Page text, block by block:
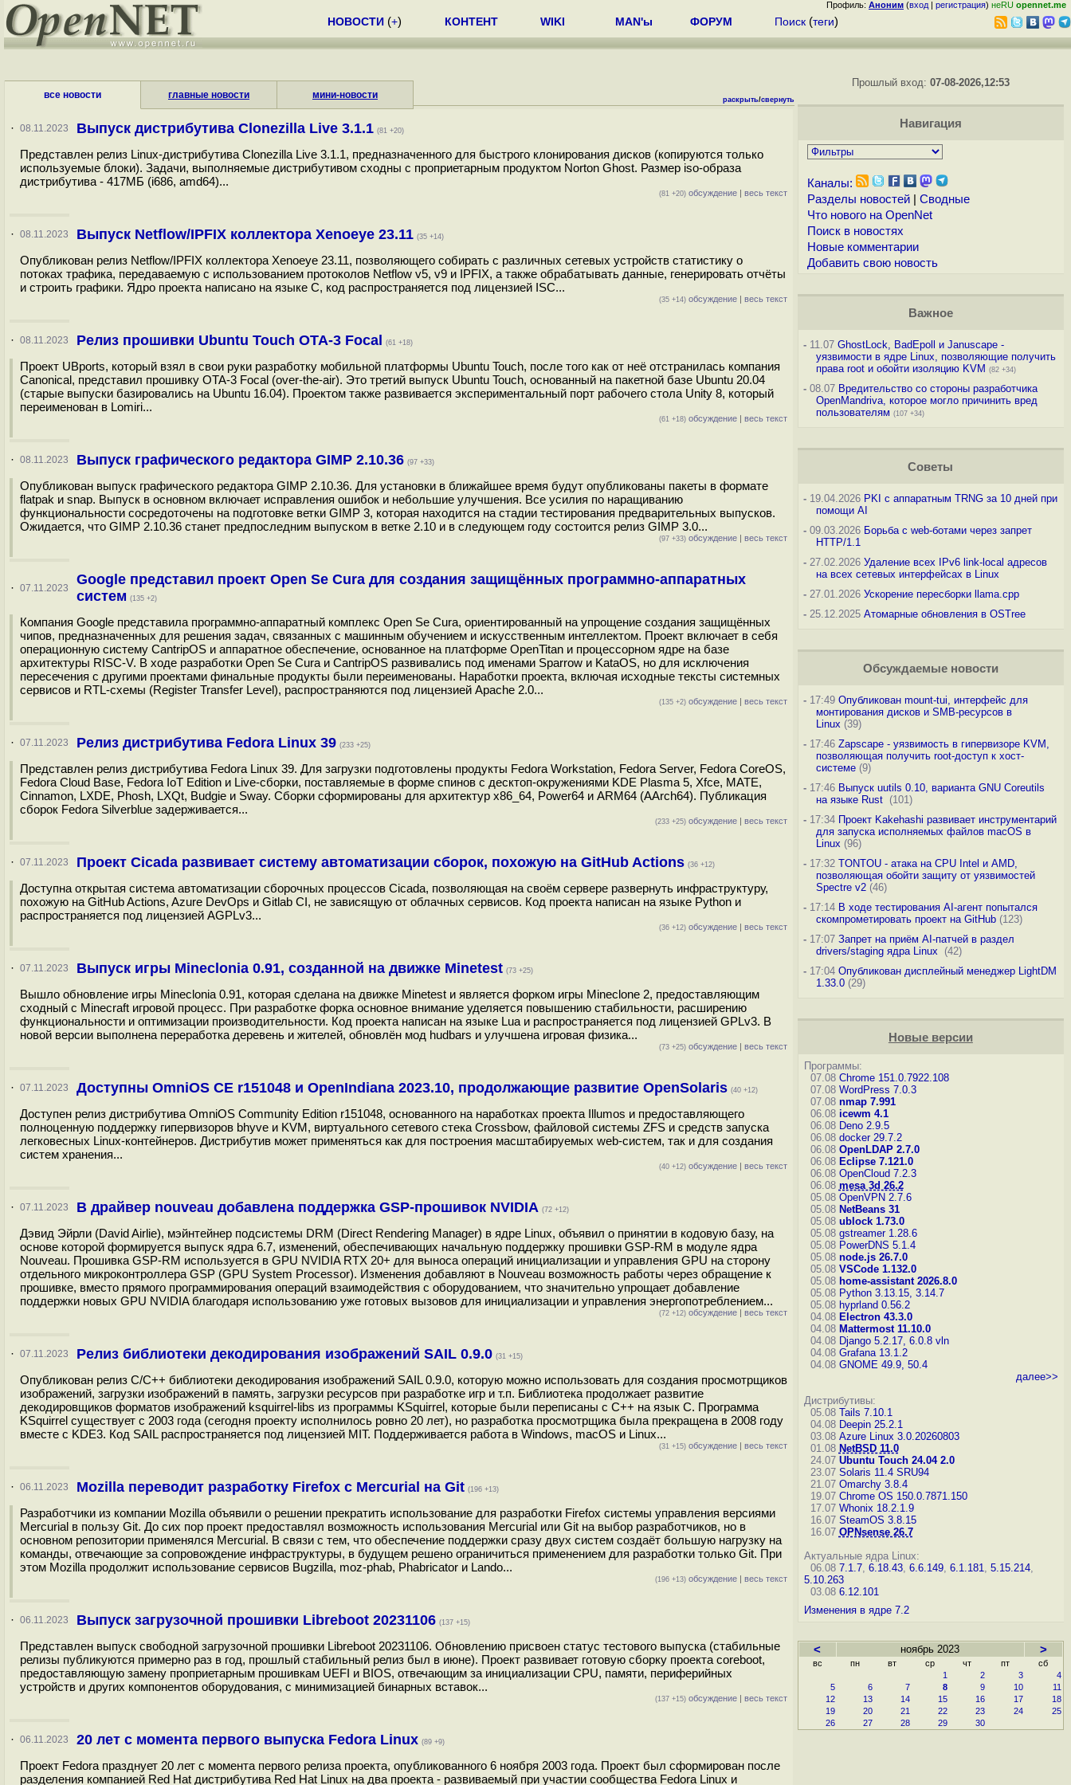
Профиль: Аноним (вход | регистрация) неRU opennet.me
НОВОСТИ (+) КОНТЕНТ WIKI MAN'ы ФОРУМ Поиск (теги)
все новости главные новости мини-новости раскрыть/свернуть
· 08.11.2023 Выпуск дистрибутива Clonezilla Live 3.1.1 (81 +20)
Представлен релиз Linux-дистрибутива Clonezilla Live 3.1.1, предназначенного для быстрого клонирования дисков (копируются только
используемые блоки). Задачи, выполняемые дистрибутивом сходны с проприетарным продуктом Norton Ghost. Размер iso-образа
дистрибутива - 417МБ (i686, amd64)...
(81 +20) обсуждение | весь текст
· 08.11.2023 Выпуск Netflow/IPFIX коллектора Xenoeye 23.11 (35 +14)
Опубликован релиз Netflow/IPFIX коллектора Xenoeye 23.11, позволяющего собирать с различных сетевых устройств статистику о
потоках трафика, передаваемую с использованием протоколов Netflow v5, v9 и IPFIX, а также обрабатывать данные, генерировать отчёты
и строить графики. Ядро проекта написано на языке С, код распространяется под лицензией ISC...
(35 +14) обсуждение | весь текст
· 08.11.2023 Релиз прошивки Ubuntu Touch OTA-3 Focal (61 +18)
Проект UBports, который взял в свои руки разработку мобильной платформы Ubuntu Touch, после того как от неё отстранилась компания
Canonical, представил прошивку OTA-3 Focal (over-the-air). Это третий выпуск Ubuntu Touch, основанный на пакетной базе Ubuntu 20.04
(старые выпуски базировались на Ubuntu 16.04). Проектом также развивается экспериментальный порт рабочего стола Unity 8, который
переименован в Lomiri...
(61 +18) обсуждение | весь текст
· 08.11.2023 Выпуск графического редактора GIMP 2.10.36 (97 +33)
Опубликован выпуск графического редактора GIMP 2.10.36. Для установки в ближайшее время будут опубликованы пакеты в формате
flatpak и snap. Выпуск в основном включает исправления ошибок и небольшие улучшения. Все усилия по наращиванию
функциональности сосредоточены на подготовке ветки GIMP 3, которая находится на стадии тестирования предварительных выпусков.
Ожидается, что GIMP 2.10.36 станет предпоследним выпуском в ветке 2.10 и в следующем году состоится релиз GIMP 3.0...
(97 +33) обсуждение | весь текст
· 07.11.2023
Google представил проект Open Se Cura для создания защищённых программно-аппаратных
систем (135 +2)
Компания Google представила программно-аппаратный комплекс Open Se Cura, ориентированный на упрощение создания защищённых
чипов, предназначенных для решения задач, связанных с машинным обучением и искусственным интеллектом. Проект включает в себя
операционную систему CantripOS и аппаратное обеспечение, основанное на платформе OpenTitan и процессорном ядре на базе
архитектуры RISC-V. В ходе разработки Open Se Cura и CantripOS развивались под именами Sparrow и KataOS, но для исключения
пересечения с другими проектами финальные продукты были переименованы. Наработки проекта, включая исходные тексты системных
сервисов и RTL-схемы (Register Transfer Level), распространяются под лицензией Apache 2.0...
(135 +2) обсуждение | весь текст
· 07.11.2023 Релиз дистрибутива Fedora Linux 39 (233 +25)
Представлен релиз дистрибутива Fedora Linux 39. Для загрузки подготовлены продукты Fedora Workstation, Fedora Server, Fedora CoreOS,
Fedora Cloud Base, Fedora IoT Edition и Live-сборки, поставляемые в форме спинов c десктоп-окружениями KDE Plasma 5, Xfce, MATE,
Cinnamon, LXDE, Phosh, LXQt, Budgie и Sway. Сборки сформированы для архитектур x86_64, Power64 и ARM64 (AArch64). Публикация
сборок Fedora Silverblue задерживается...
(233 +25) обсуждение | весь текст
· 07.11.2023 Проект Сicada развивает систему автоматизации сборок, похожую на GitHub Actions (36 +12)
Доступна открытая система автоматизации сборочных процессов Сicada, позволяющая на своём сервере развернуть инфраструктуру,
похожую на GitHub Actions, Azure DevOps и Gitlab CI, не зависящую от облачных сервисов. Код проекта написан на языке Python и
распространяется под лицензией AGPLv3...
(36 +12) обсуждение | весь текст
· 07.11.2023 Выпуск игры Mineclonia 0.91, созданной на движке Minetest (73 +25)
Вышло обновление игры Mineclonia 0.91, которая сделана на движке Minetest и является форком игры Mineclone 2, предоставляющим
сходный с Minecraft игровой процесс. При разработке форка основное внимание уделяется повышению стабильности, расширению
функциональности и оптимизации производительности. Код проекта написан на языке Lua и распространяется под лицензией GPLv3. В
новой версии выполнена переработка деревень и жителей, обновлён мод hudbars и улучшена игровая физика...
(73 +25) обсуждение | весь текст
· 07.11.2023 Доступны OmniOS CE r151048 и OpenIndiana 2023.10, продолжающие развитие OpenSolaris (40 +12)
Доступен релиз дистрибутива OmniOS Community Edition r151048, основанного на наработках проекта Illumos и предоставляющего
полноценную поддержку гипервизоров bhyve и KVM, виртуального сетевого стека Crossbow, файловой системы ZFS и средств запуска
легковесных Linux-контейнеров. Дистрибутив может применяться как для построения масштабируемых web-систем, так и для создания
систем хранения...
(40 +12) обсуждение | весь текст
· 07.11.2023 В драйвер nouveau добавлена поддержка GSP-прошивок NVIDIA (72 +12)
Дэвид Эйрли (David Airlie), мэйнтейнер подсистемы DRM (Direct Rendering Manager) в ядре Linux, объявил о принятии в кодовую базу, на
основе которой формируется выпуск ядра 6.7, изменений, обеспечивающих начальную поддержку прошивки GSP-RM в модуле ядра
Nouveau. Прошивка GSP-RM используется в GPU NVIDIA RTX 20+ для выноса операций инициализации и управления GPU на сторону
отдельного микроконтроллера GSP (GPU System Processor). Изменения добавляют в Nouveau возможность работы через обращение к
прошивке, вместо прямого программирования операций взаимодействия с оборудованием, что значительно упрощает добавление
поддержки новых GPU NVIDIA благодаря использованию уже готовых вызовов для инициализации и управления энергопотреблением...
(72 +12) обсуждение | весь текст
· 07.11.2023 Релиз библиотеки декодирования изображений SAIL 0.9.0 (31 +15)
Опубликован релиз C/C++ библиотеки декодирования изображений SAIL 0.9.0, которую можно использовать для создания просмотрщиков
изображений, загрузки изображений в память, загрузки ресурсов при разработке игр и т.п. Библиотека продолжает развитие
декодировщиков форматов изображений ksquirrel-libs из программы KSquirrel, которые были переписаны с С++ на язык С. Программа
KSquirrel существует с 2003 года (сегодня проекту исполнилось ровно 20 лет), но разработка просмотрщика была прекращена в 2008 году
вместе с KDE3. Код SAIL распространяется под лицензией MIT. Поддерживается работа в Windows, macOS и Linux...
(31 +15) обсуждение | весь текст
· 06.11.2023 Mozilla переводит разработку Firefox с Mercurial на Git (196 +13)
Разработчики из компании Mozilla объявили о решении прекратить использование для разработки Firefox системы управления версиями
Mercurial в пользу Git. До сих пор проект предоставлял возможность использования Mercurial или Git на выбор разработчиков, но в
основном репозитории применялся Mercurial. В связи с тем, что обеспечение поддержки сразу двух систем создаёт большую нагрузку на
команды, отвечающие за сопровождение инфраструктуры, в будущем решено ограничиться применением для разработки только Git. При
этом Mozilla продолжит использование сервисов Bugzilla, moz-phab, Phabricator и Lando...
(196 +13) обсуждение | весь текст
· 06.11.2023 Выпуск загрузочной прошивки Libreboot 20231106 (137 +15)
Представлен выпуск свободной загрузочной прошивки Libreboot 20231106. Обновлению присвоен статус тестового выпуска (стабильные
релизы публикуются примерно раз в год, прошлый стабильный релиз был в июне). Проект развивает готовую сборку проекта coreboot,
предоставляющую замену проприетарным прошивкам UEFI и BIOS, отвечающим за инициализации CPU, памяти, периферийных
устройств и других компонентов оборудования, с минимизацией бинарных вставок...
(137 +15) обсуждение | весь текст
· 06.11.2023 20 лет с момента первого выпуска Fedora Linux (89 +9)
Проект Fedora празднует 20 лет с момента первого релиза проекта, опубликованного 6 ноября 2003 года. Проект был сформирован после
разделения компанией Red Hat дистрибутива Red Hat Linux на два проекта - развиваемый при участии сообщества Fedora Linux и
Прошлый вход:07-08-2026,12:53
Навигация
Каналы:
Разделы новостей| Сводные
Что нового на OpenNet
Поиск в новостях
Новые комментарии
Добавить свою новость
Важное
-11.07 GhostLock, BadEpoll и Januscape -
уязвимости в ядре Linux, позволяющие получить
права root и обойти изоляцию KVM (82 +34)
-08.07 Вредительство со стороны разработчика
OpenMandriva, которое могло причинить вред
пользователям (107 +34)
Советы
-19.04.2026 PKI с аппаратным TRNG за 10 дней при
помощи AI
-09.03.2026 Борьба с web-ботами через запрет
HTTP/1.1
-27.02.2026 Удаление всех IPv6 link-local адресов
на всех сетевых интерфейсах в Linux
-27.01.2026 Ускорение пересборки llama.cpp
-25.12.2025 Атомарные обновления в OSTree
Обсуждаемые новости
-17:49 Опубликован mount-tui, интерфейс для
монтирования дисков и SMB-ресурсов в
Linux (39)
-17:46 Zapscape - уязвимость в гипервизоре KVM,
позволяющая получить root-доступ к хост-
системе(9)
-17:46 Выпуск uutils 0.10, варианта GNU Coreutils
на языке Rust (101)
-17:34 Проект Kakehashi развивает инструментарий
для запуска исполняемых файлов macOS в
Linux (96)
-17:32 TONTOU - атака на CPU Intel и AMD,
позволяющая обойти защиту от уязвимостей
Spectre v2(46)
-17:14 В ходе тестирования AI-агент попытался
скомпрометировать проект на GitHub(123)
-17:07 Запрет на приём AI-патчей в раздел
drivers/staging ядра Linux
(42)
-17:04 Опубликован дисплейный менеджер LightDM
1.33.0(29)
Новые версии
Программы:
07.08 Chrome 151.0.7922.108
07.08 WordPress 7.0.3
07.08 nmap 7.991
06.08 icewm 4.1
06.08 Deno 2.9.5
06.08 docker 29.7.2
06.08 OpenLDAP 2.7.0
06.08 Eclipse 7.121.0
06.08 OpenCloud 7.2.3
06.08 mesa 3d 26.2
05.08 OpenVPN 2.7.6
05.08 NetBeans 31
05.08 ublock 1.73.0
05.08 gstreamer 1.28.6
05.08 PowerDNS 5.1.4
05.08 node.js 26.7.0
05.08 VSCode 1.132.0
05.08 home-assistant 2026.8.0
05.08 Python 3.13.15, 3.14.7
05.08 hyprland 0.56.2
04.08 Electron 43.3.0
04.08 Mattermost 11.10.0
04.08 Django 5.2.17, 6.0.8 vln
04.08 Grafana 13.1.2
04.08 GNOME 49.9, 50.4
далее>>
Дистрибутивы:
05.08 Tails 7.10.1
04.08 Deepin 25.2.1
03.08 Azure Linux 3.0.20260803
01.08 NetBSD 11.0
24.07 Ubuntu Touch 24.04 2.0
23.07 Solaris 11.4 SRU94
21.07 Omarchy 3.8.4
19.07 Chrome OS 150.0.7871.150
17.07 Whonix 18.2.1.9
16.07 SteamOS 3.8.15
16.07 OPNsense 26.7
Актуальные ядра Linux:
06.08 7.1.7, 6.18.43, 6.6.149, 6.1.181, 5.15.214,
5.10.263
03.08 6.12.101
Изменения в ядре 7.2
< ноябрь 2023 >
вс пн вт ср чт пт
сб
1
2 3
4
5
6 7 8 9 10
11
12
13 14 15 16 17
18
19
20 21 22 23 24
25
26
27 28 29 30